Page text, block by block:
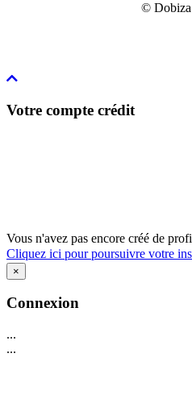
© Dobiza
Votre compte crédit
Vous n'avez pas encore créé de
Cliquez ici pour poursuivre votre
×
Connexion
...
...